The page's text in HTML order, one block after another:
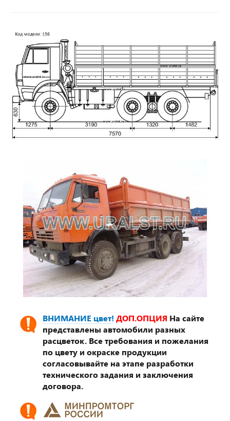
ВНИМАНИЕ цвет! ДОП.ОПЦИЯ На сайте
представлены автомобили разных
расцветок. Все требования и пожелания
по цвету и окраске продукции
согласовывайте на этапе разработки
технического задания и заключения
договора.